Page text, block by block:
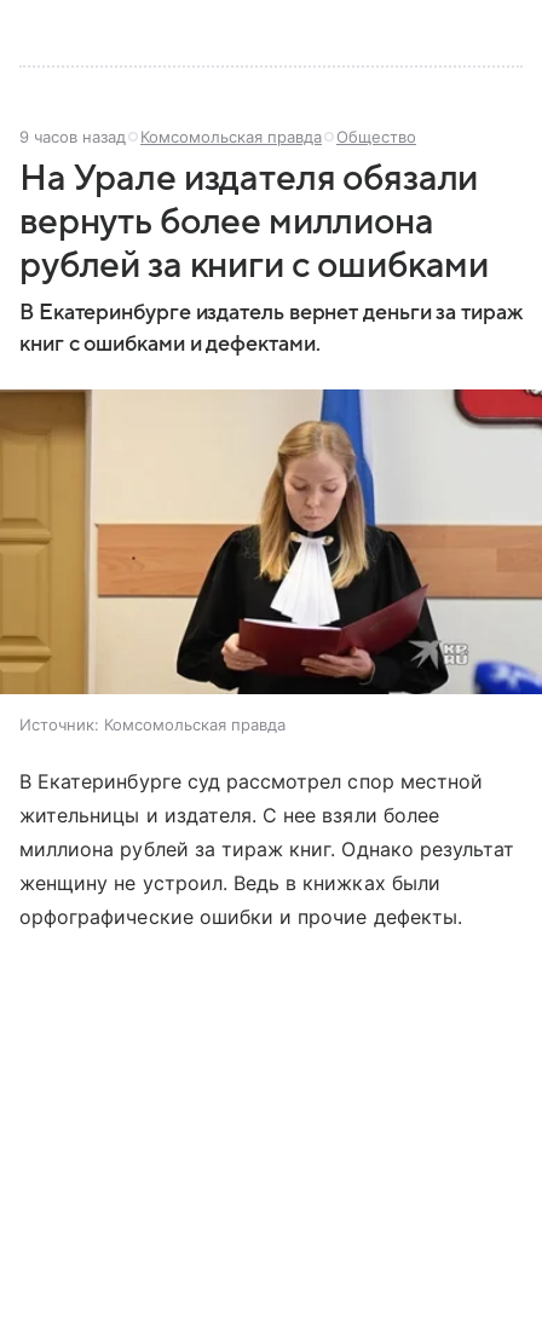
9 часов назад Комсомольская правда Общество
На Урале издателя обязали
вернуть более миллиона
рублей за книги с ошибками
В Екатеринбурге издатель вернет деньги за тираж
книг с ошибками и дефектами.
Источник: Комсомольская правда
В Екатеринбурге суд рассмотрел спор местной
жительницы и издателя. С нее взяли более
миллиона рублей за тираж книг. Однако результат
женщину не устроил. Ведь в книжках были
орфографические ошибки и прочие дефекты.